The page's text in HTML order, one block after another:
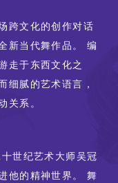
跨文化的创作对话
新当代舞作品。 编
走于东西文化之
细腻的艺术语言，
关系。
世纪艺术大师吴冠
他的精神世界。 舞